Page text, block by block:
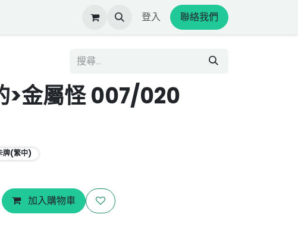
登入 聯絡我們
>金屬怪 007/020
牌(繁中)
加入購物車